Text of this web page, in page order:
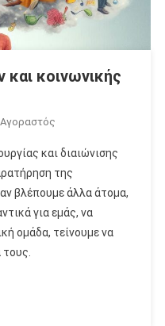
κοινωνικής
και διαιώνισης
της
βλέπουμε άλλα άτομα,
για εμάς, να
ομάδα, τείνουμε να
τους.